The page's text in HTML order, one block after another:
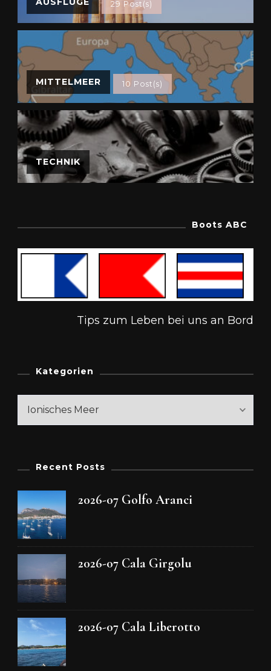
29 Post(s)
MITTELMEER 10 Post(s)
TECHNIK
Boots ABC
Tips zum Leben bei uns an Bord
Kategorien
Kategorien
Recent Posts
2026-07 Golfo Aranci
2026-07 Cala Girgolu
2026-07 Cala Liberotto